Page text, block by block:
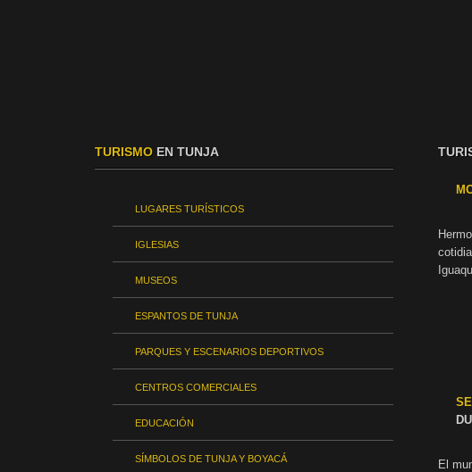
TURISMO EN TUNJA
LUGARES TURÍSTICOS
IGLESIAS
MUSEOS
ESPANTOS DE TUNJA
PARQUES Y ESCENARIOS DEPORTIVOS
CENTROS COMERCIALES
EDUCACIÓN
SÍMBOLOS DE TUNJA Y BOYACÁ
El